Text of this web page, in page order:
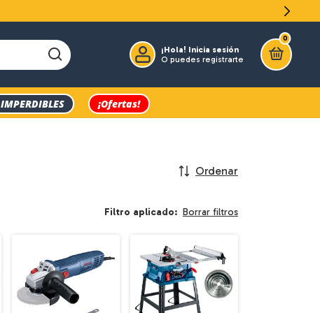
¡Hola! Inicia sesión
O puedes registrarte
0
IMPERDIBLES ¡Ofertas!
Ordenar
Filtro aplicado: Borrar filtros